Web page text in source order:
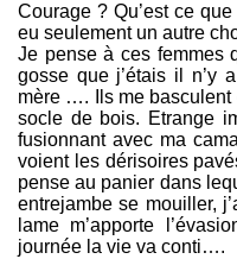
Courage ? Qu’est ce
eu seulement un autre
Je pense à ces femmes
gosse que j’étais il n’y
mère …. Ils me basculent
socle de bois. Etrange
fusionnant avec ma
voient les dérisoires
pense au panier dans
entrejambe se mouiller,
lame m’apporte
journée la vie va conti….